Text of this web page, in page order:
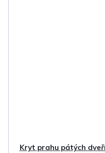
Kryt prahu pátých